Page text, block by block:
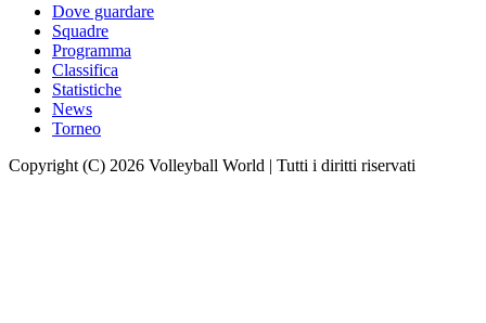
Dove guardare
Squadre
Programma
Classifica
Statistiche
News
Torneo
Copyright (C) 2026 Volleyball World | Tutti i diritti riservati